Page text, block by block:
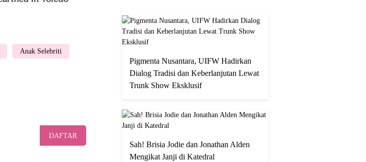
Anak Selebriti
DAFTAR
Pigmenta Nusantara, UIFW Hadirkan
Dialog Tradisi dan Keberlanjutan Lewat
Trunk Show Eksklusif
Sah! Brisia Jodie dan Jonathan Alden
Mengikat Janji di Katedral